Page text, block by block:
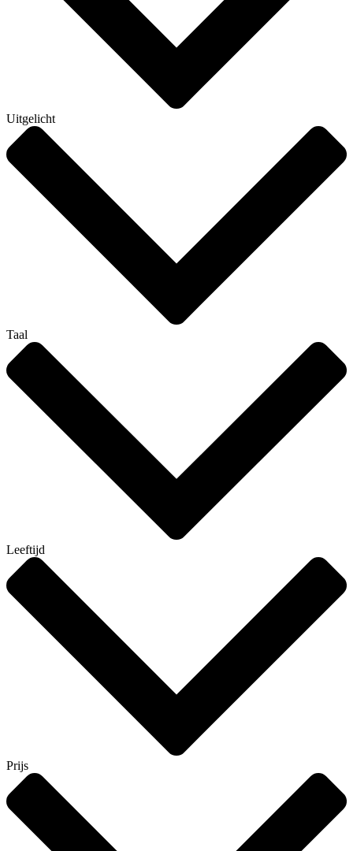
Uitgelicht
Taal
Leeftijd
Prijs